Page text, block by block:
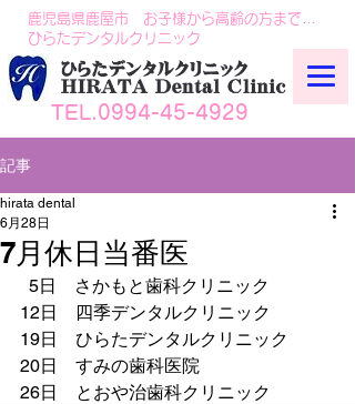
TEL.0994-45-4929
鹿児島県鹿屋市 お子様から高齢の方まで…
ひらたデンタルクリニック
記事
7月休日当番医
hirata dental
6月28日
  5日　さかもと歯科クリニック
12日　四季デンタルクリニック
19日　ひらたデンタルクリニック
20日　すみの歯科医院
26日　とおや治歯科クリニック